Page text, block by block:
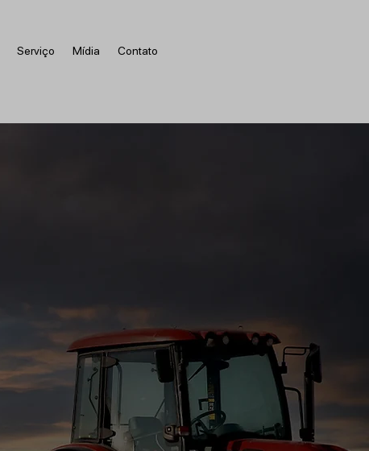
Serviço Mídia Contato